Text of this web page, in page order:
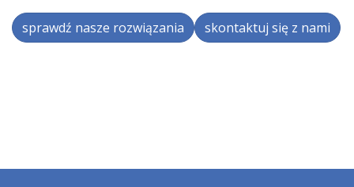
sprawdź nasze rozwiązania skontaktuj się z nami